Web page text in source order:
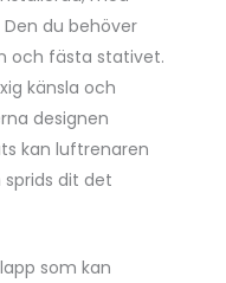
Den du behöver
och fästa stativet.
känsla och
designen
kan luftrenaren
dit det
som kan